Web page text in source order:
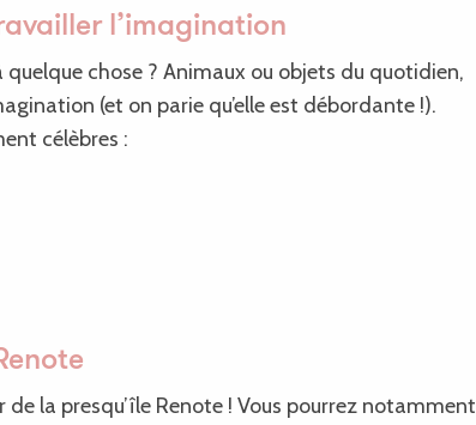
l’imagination
chose ? Animaux ou objets du quotidien,
(et on parie qu’elle est débordante !).
célèbres :
la presqu’île Renote ! Vous pourrez notamment